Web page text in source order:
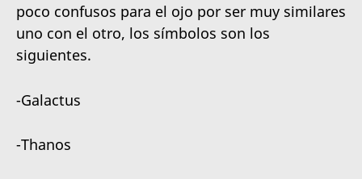
poco confusos para el ojo por ser muy similares
uno con el otro, los símbolos son los
siguientes.
-Galactus
-Thanos